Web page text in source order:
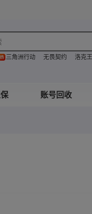
三角洲行动 无畏契约 洛克
账号回收